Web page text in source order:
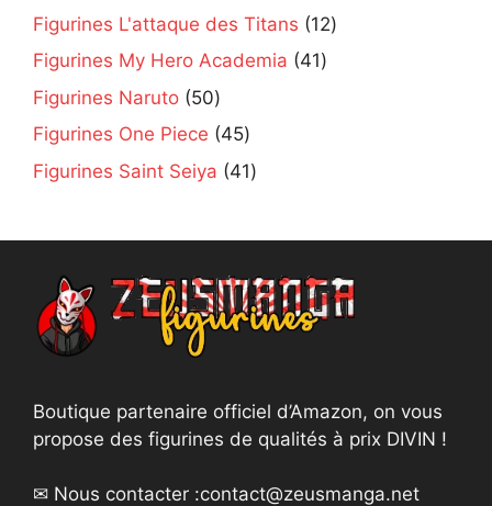
products
Figurines L'attaque des Titans 1212
Figurines My Hero Academia 4141
Figurines Naruto 5050
products
Figurines One Piece 4545
products
Figurines Saint Seiya 4141
Boutique partenaire officiel d’Amazon, on vous
propose des figurines de qualités à prix DIVIN !
✉ Nous contacter :contact@zeusmanga.net